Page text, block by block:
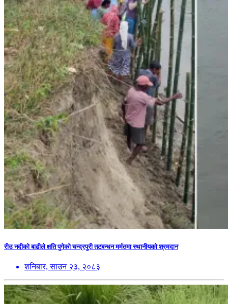
रीउ नदीको बाढीले क्षति पुगेको चन्द्रपुरी तटबन्धन मर्मतमा स्थानीयको श्रमदान
शनिबार, साउन २३, २०८३